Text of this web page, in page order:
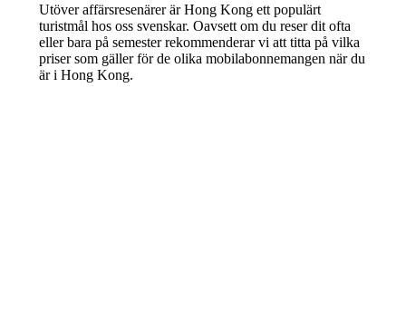
Utöver affärsresenärer är Hong Kong ett populärt
turistmål hos oss svenskar. Oavsett om du reser dit ofta
eller bara på semester rekommenderar vi att titta på vilka
priser som gäller för de olika mobilabonnemangen när du
är i Hong Kong.